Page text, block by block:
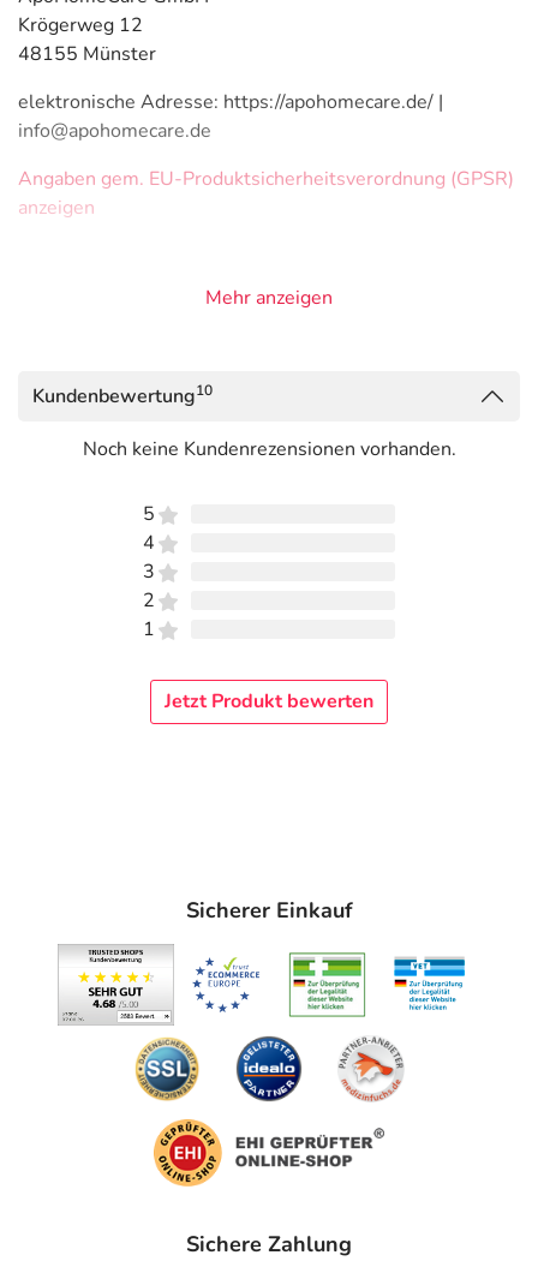
Krögerweg 12
48155 Münster
elektronische Adresse: https://apohomecare.de/ |
info@apohomecare.de
Angaben gem. EU-Produktsicherheitsverordnung (GPSR)
anzeigen
Mehr anzeigen
Kundenbewertung10
Noch keine Kundenrezensionen vorhanden.
5
4
3
2
1
Jetzt Produkt bewerten
Sicherer Einkauf
Sichere Zahlung